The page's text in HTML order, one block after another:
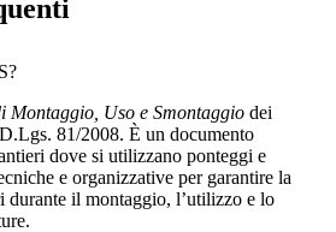
Montaggio, Uso e Smontaggio dei
81/2008. È un documento
dove si utilizzano ponteggi e
e organizzative per garantire la
durante il montaggio, l’utilizzo e lo